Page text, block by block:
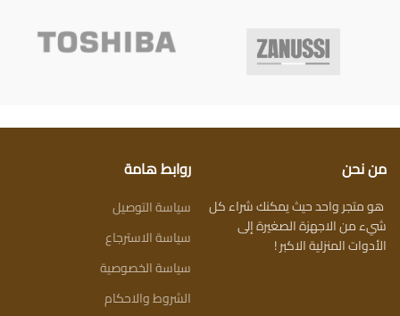
من نحن
هو متجر واحد حيث يمكنك شراء كل
شيء من الاجهزة الصغيرة إلى
الأدوات المنزلية الاكبر !
روابط هامة
سياسة التوصيل
سياسة الاسترجاع
سياسة الخصوصية
الشروط والاحكام